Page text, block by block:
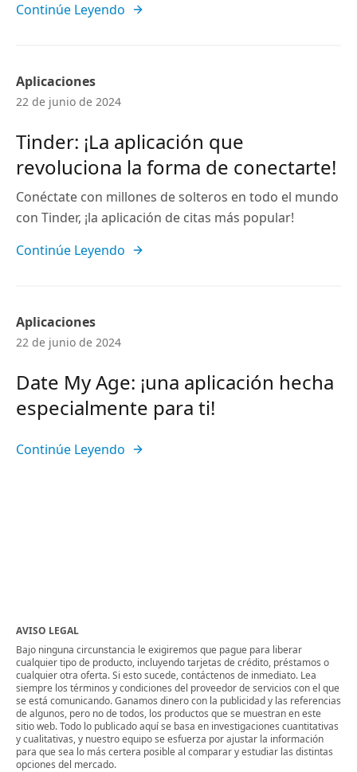
Continúe Leyendo
Aplicaciones
22 de junio de 2024
Tinder: ¡La aplicación que
revoluciona la forma de conectarte!
Conéctate con millones de solteros en todo el mundo
con Tinder, ¡la aplicación de citas más popular!
Continúe Leyendo
Aplicaciones
22 de junio de 2024
Date My Age: ¡una aplicación hecha
especialmente para ti!
Continúe Leyendo
AVISO LEGAL
Bajo ninguna circunstancia le exigiremos que pague para liberar
cualquier tipo de producto, incluyendo tarjetas de crédito, préstamos o
cualquier otra oferta. Si esto sucede, contáctenos de inmediato. Lea
siempre los términos y condiciones del proveedor de servicios con el que
se está comunicando. Ganamos dinero con la publicidad y las referencias
de algunos, pero no de todos, los productos que se muestran en este
sitio web. Todo lo publicado aquí se basa en investigaciones cuantitativas
y cualitativas, y nuestro equipo se esfuerza por ajustar la información
para que sea lo más certera posible al comparar y estudiar las distintas
opciones del mercado.